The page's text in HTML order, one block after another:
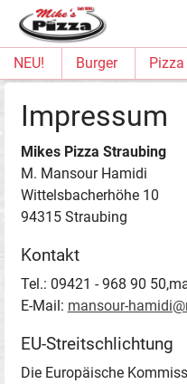
NEU! Burger Pizza
Impressum
Mikes Pizza Straubing
M. Mansour Hamidi
Wittelsbacherhöhe 10
94315 Straubing
Kontakt
Tel.: 09421 - 968 90
E-Mail: mansour-
EU-Streitschlichtung
Die Europäische